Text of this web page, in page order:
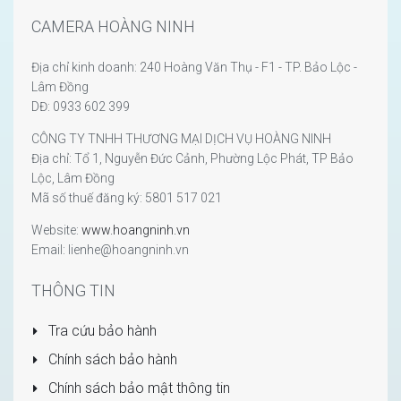
CAMERA HOÀNG NINH
Địa chỉ kinh doanh: 240 Hoàng Văn Thụ - F1 - TP. Bảo Lộc -
Lâm Đồng
DĐ: 0933 602 399
CÔNG TY TNHH THƯƠNG MẠI DỊCH VỤ HOÀNG NINH
Địa chỉ: Tổ 1, Nguyễn Đức Cảnh, Phường Lộc Phát, TP Bảo
Lộc, Lâm Đồng
Mã số thuế đăng ký: 5801 517 021
Website: www.hoangninh.vn
Email: lienhe@hoangninh.vn
THÔNG TIN
Tra cứu bảo hành
Chính sách bảo hành
Chính sách bảo mật thông tin